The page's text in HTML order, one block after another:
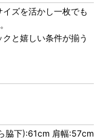
ズを活かし一枚でも
と嬉しい条件が揃う
脇下):61cm 肩幅:57cm